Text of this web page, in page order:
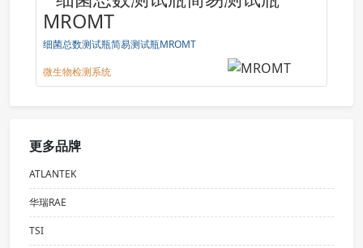
细菌总数测试瓶简易测试瓶MROMT
微生物检测系统
更多品牌
ATLANTEK
华瑞RAE
TSI